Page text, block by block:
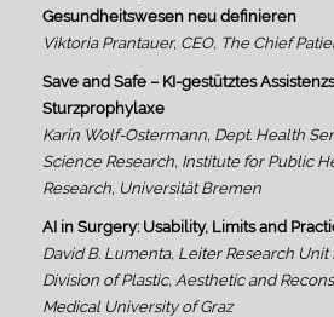
Gesundheitswesen neu definieren
Viktoria Prantauer, CEO, The Chief
Save and Safe – KI-gestütztes
Sturzprophylaxe
Karin Wolf-Ostermann, Dept. Health
Science Research, Institute for Public
Research, Universität Bremen
AI in Surgery: Usability, Limits and
David B. Lumenta, Leiter Research
Division of Plastic, Aesthetic and
Medical University of Graz